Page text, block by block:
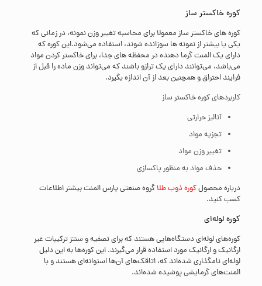
کوره خاکستر ساز
کوره های خاکستر ساز معمولا برای محاسبه تغییر وزن نمونه، در زمانی که
یکی یا بیشتر از نمونه ها سوزانده شوند، استفاده می‌شود.این کوره که
دارای یک المنت گرما دهنده در محفظه های جدا، برای خاکستر کردن مواد
می‌باشد، ‌می‌توانند دارای یک ترازو باشند که می‌تواند وزن ماده را قبل از
فرایند احتراق و همچنین بعد از آن اندازه بگیرد.
کاربردهای کوره خاکستر ساز
آنالیز حرارتی
تجزیه مواد
تغییر وزن مواد
حذف مواد به منظور پاکسازی
درباره محصولکوره ذوب طلاگروه صنعتی پارس المنت بیشتر اطلاعات
کسب کنید.
کوره لوله‌ای
کوره‌های لوله‌ای دستگاه‌هایی هستند که برای تصفیه و سنتز ترکیبات غیر
ارگانیک و ارگانیک مورد استفاده قرار می‌گیرند. این کوره‌ها به این دلیل
لوله‌ای نامگذاری شده‌اند که، اتاقک‌های آن‌ها استوانه‌ای هستند و با
المنت‌های گرمایشی پوشیده شده‌اند.